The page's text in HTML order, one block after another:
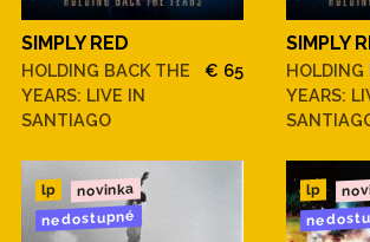
SIMPLY RED
HOLDING BACK THE
YEARS: LIVE IN
SANTIAGO
€ 65
SIMPLY
HOLDING
YEARS:
lp novinka
nedostupné
lp